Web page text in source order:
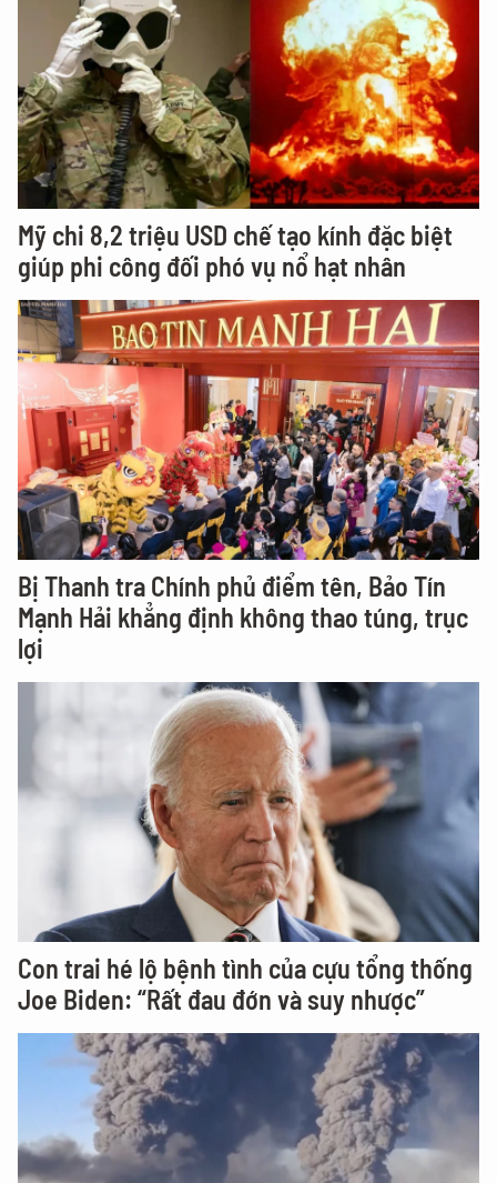
Mỹ chi 8,2 triệu USD chế tạo kính đặc biệt
giúp phi công đối phó vụ nổ hạt nhân
Bị Thanh tra Chính phủ điểm tên, Bảo Tín
Mạnh Hải khẳng định không thao túng, trục
lợi
Con trai hé lộ bệnh tình của cựu tổng thống
Joe Biden: “Rất đau đớn và suy nhược”